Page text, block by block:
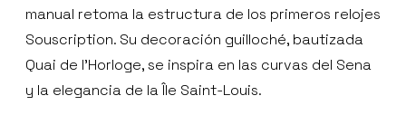
manual retoma la estructura de los primeros relojes
Souscription. Su decoración guilloché, bautizada
Quai de l’Horloge, se inspira en las curvas del Sena
y la elegancia de la Île Saint-Louis.